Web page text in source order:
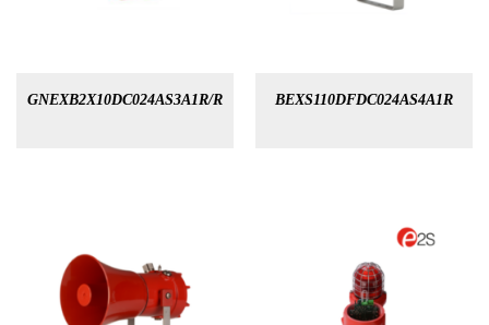
GNEXB2X10DC024AS3A1R/R BEXS110DFDC024AS4A1R